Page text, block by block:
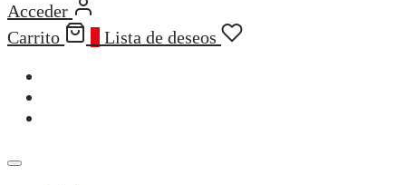
Acceder
Carrito
Lista de deseos